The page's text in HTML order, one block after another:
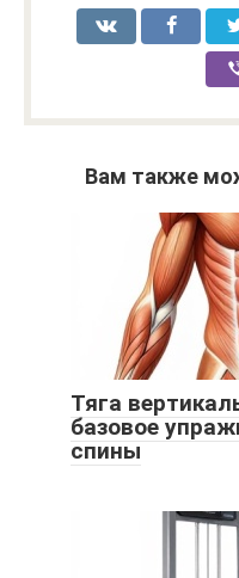
Вам также
Тяга
базовое
спины